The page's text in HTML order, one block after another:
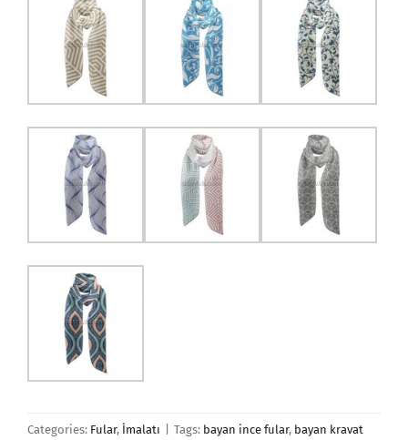
Categories: Fular, İmalatı Tags: bayan ince fular, bayan kravat